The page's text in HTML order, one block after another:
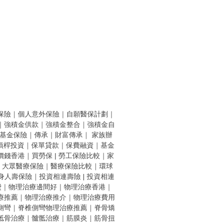
險 ｜ 個人意外保險 ｜ 自願醫保計劃 ｜
強積金供款 ｜ 強積金整合 ｜ 強積金自
金保險 ｜ 傳承 ｜ 財富傳承 ｜ 家族辦
桿投資 ｜ 保單貸款 ｜ 保費融資 ｜ 基金
錢香港 ｜ 買勞保 | 勞工保險比較 ｜ 家
大眾醫療保險 ｜ 醫療保險比較 ｜ 環球
人壽保險 ｜ 投資相連壽險 | 投資相連
｜ 物理治療邊間好 ｜ 物理治療香港 ｜
推薦 ｜ 物理治療推介 ｜ 物理治療費用
彎 ｜ 脊椎側彎物理治療推薦 ｜ 脊骨矯
骨治療 ｜ 髗骶治療 ｜ 筋膜炎 ｜ 筋骨扭